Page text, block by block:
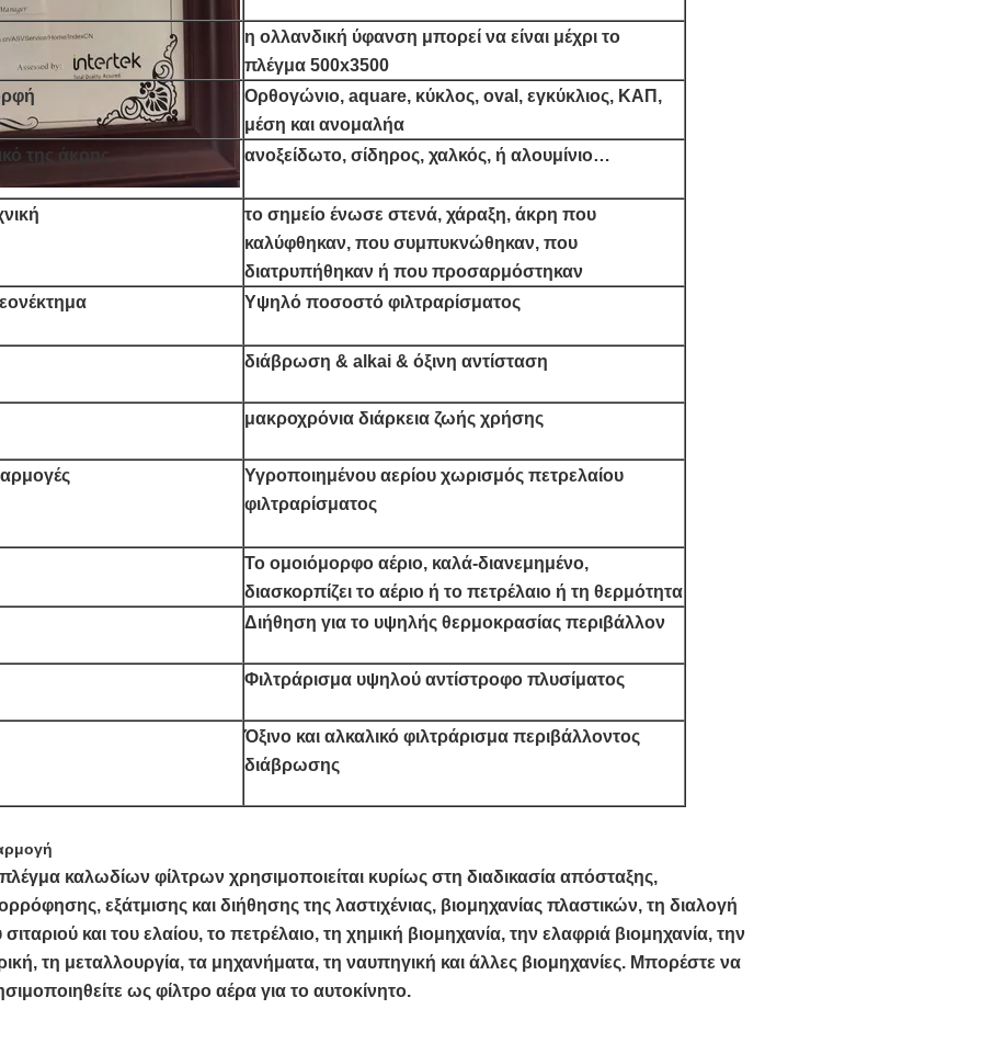
η ολλανδική ύφανση μπορεί να είναι μέχρι το
πλέγμα 500x3500
Ορθογώνιο, aquare, κύκλος, oval, εγκύκλιος, ΚΑΠ,
μέση και ανομαλήα
της άκρης
ανοξείδωτο, σίδηρος, χαλκός, ή αλουμίνιο…
το σημείο ένωσε στενά, χάραξη, άκρη που
καλύφθηκαν, που συμπυκνώθηκαν, που
διατρυπήθηκαν ή που προσαρμόστηκαν
Υψηλό ποσοστό φιλτραρίσματος
διάβρωση & alkai & όξινη αντίσταση
μακροχρόνια διάρκεια ζωής χρήσης
Υγροποιημένου αερίου χωρισμός πετρελαίου
φιλτραρίσματος
Το ομοιόμορφο αέριο, καλά-διανεμημένο,
διασκορπίζει το αέριο ή το πετρέλαιο ή τη θερμότητα
Διήθηση για το υψηλής θερμοκρασίας περιβάλλον
Φιλτράρισμα υψηλού αντίστροφο πλυσίματος
Όξινο και αλκαλικό φιλτράρισμα περιβάλλοντος
διάβρωσης
καλωδίων φίλτρων χρησιμοποιείται κυρίως στη διαδικασία απόσταξης,
εξάτμισης και διήθησης της λαστιχένιας, βιομηχανίας πλαστικών, τη διαλογή
σιταριού και του ελαίου, το πετρέλαιο, τη χημική βιομηχανία, την ελαφριά βιομηχανία, την
τη μεταλλουργία, τα μηχανήματα, τη ναυπηγική και άλλες βιομηχανίες. Μπορέστε να
ως φίλτρο αέρα για το αυτοκίνητο.